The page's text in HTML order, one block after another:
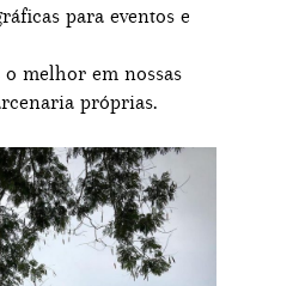
para eventos e
o melhor em nossas
próprias.